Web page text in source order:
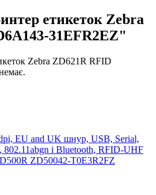
етикеток Zebra
31EFR2EZ"
Zebra ZD621R RFID
EU and UK шнур, USB, Serial,
802.11abgn і Bluetooth, RFID-UHF
ZD50042-T0E3R2FZ